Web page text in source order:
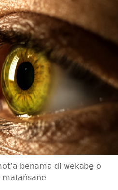
benama di wekabe̱ o
matańsane̱